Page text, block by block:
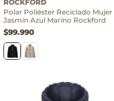
ROCKFORD
Polar Poliéster Reciclado Mujer
Jasmin Azul Marino Rockford
$99.990